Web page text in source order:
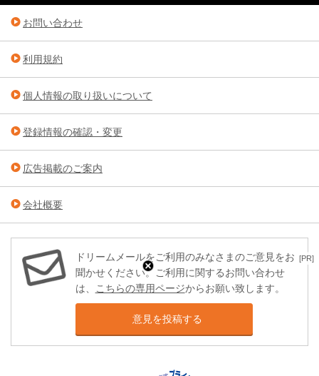
[PR]
お問い合わせ
利用規約
個人情報の取り扱いについて
登録情報の確認・変更
広告掲載のご案内
会社概要
ドリームメールをご利用のみなさまのご意見をお
聞かせください。ご利用に関するお問い合わせ
は、 こちらの専用ページからお願い致します。
意見を投稿する